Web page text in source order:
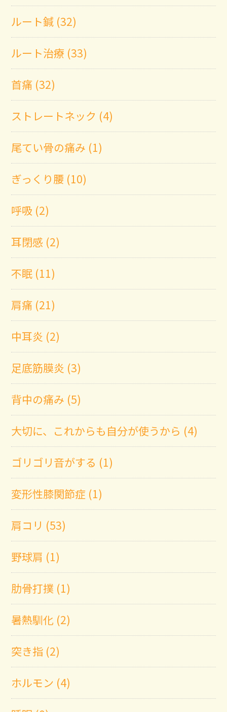
ルート鍼 (32)
ルート治療 (33)
首痛 (32)
ストレートネック (4)
尾てい骨の痛み (1)
ぎっくり腰 (10)
呼吸 (2)
耳閉感 (2)
不眠 (11)
肩痛 (21)
中耳炎 (2)
足底筋膜炎 (3)
背中の痛み (5)
大切に、これからも自分が使うから (4)
ゴリゴリ音がする (1)
変形性膝関節症 (1)
肩コリ (53)
野球肩 (1)
肋骨打撲 (1)
暑熱馴化 (2)
突き指 (2)
ホルモン (4)